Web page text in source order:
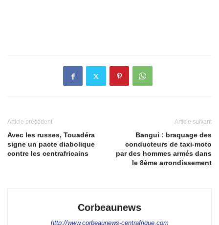
Article précédent
Avec les russes, Touadéra
signe un pacte diabolique
contre les centrafricains
Article suivant
Bangui : braquage des
conducteurs de taxi-moto
par des hommes armés dans
le 8ème arrondissement
Corbeaunews
http://www.corbeaunews-centrafrique.com